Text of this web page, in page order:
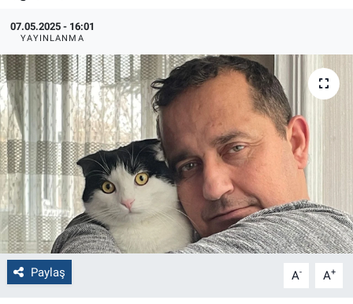
07.05.2025 - 16:01
YAYINLANMA
Paylaş A- A+
Politika
Bilecik
Kütahya
Gezi
Genel
Çevre
Yerel